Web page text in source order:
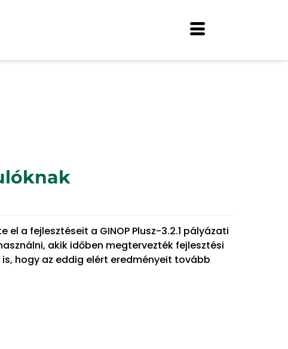
a fejlesztéseit a GINOP Plusz-3.2.1 pályázati
akik időben megtervezték fejlesztési
hogy az eddig elért eredményeit tovább